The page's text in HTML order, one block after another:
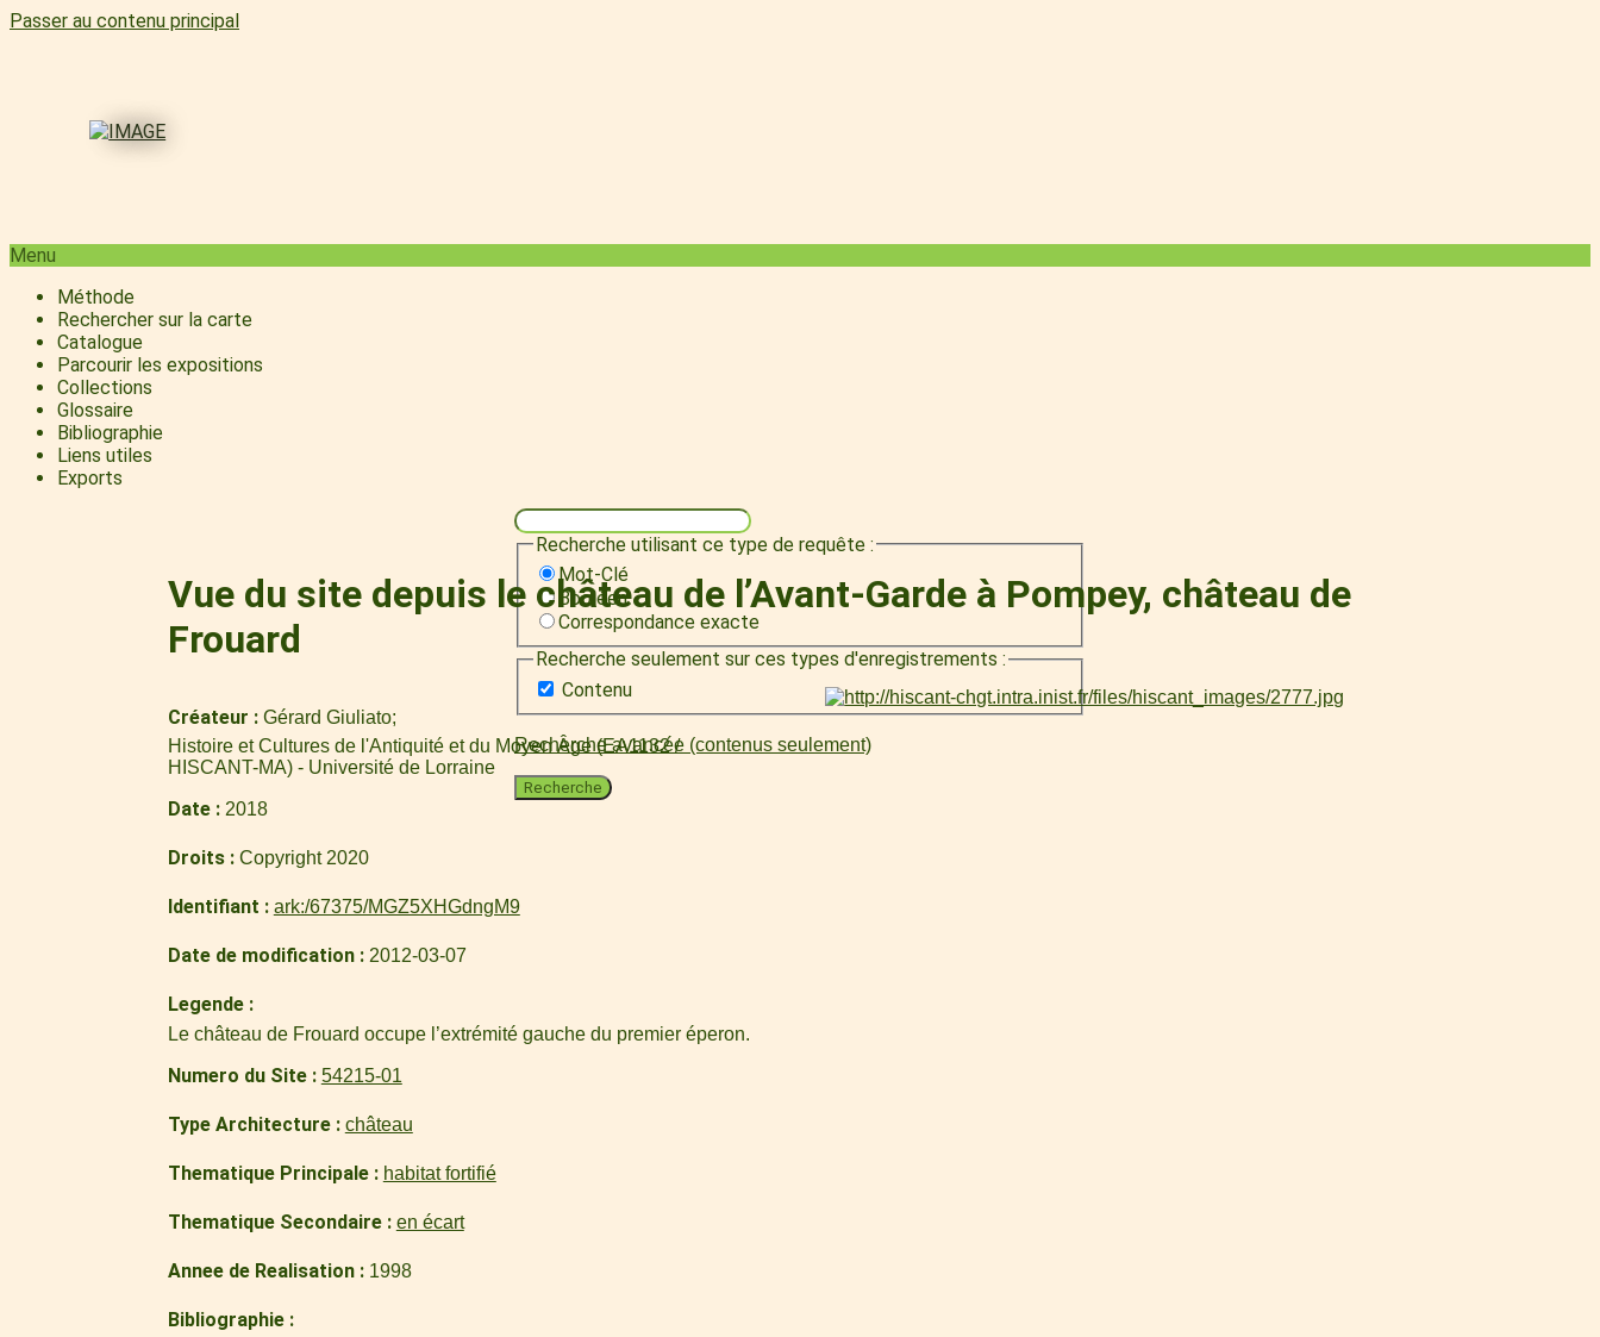
Passer au contenu principal
Menu
Méthode
Rechercher sur la carte
Catalogue
Parcourir les expositions
Collections
Glossaire
Bibliographie
Liens utiles
Exports
Recherche utilisant ce type de requête :
Mot-Clé
Booléen
Correspondance exacte
Recherche seulement sur ces types d'enregistrements :
Contenu
Recherche avancée (contenus seulement)
Recherche
Vue du site depuis le château de l’Avant-Garde à Pompey, château de
Frouard
Créateur
Gérard Giuliato
Histoire et Cultures de l'Antiquité et du Moyen Âge (EA1132 /
HISCANT-MA) - Université de Lorraine
Date 2018
Droits Copyright 2020
Identifiant ark:/67375/MGZ5XHGdngM9
Date de modification 2012-03-07
Legende
Le château de Frouard occupe l’extrémité gauche du premier éperon.
Numero du Site 54215-01
Type Architecture château
Thematique Principale habitat fortifié
Thematique Secondaire en écart
Annee de Realisation 1998
Bibliographie